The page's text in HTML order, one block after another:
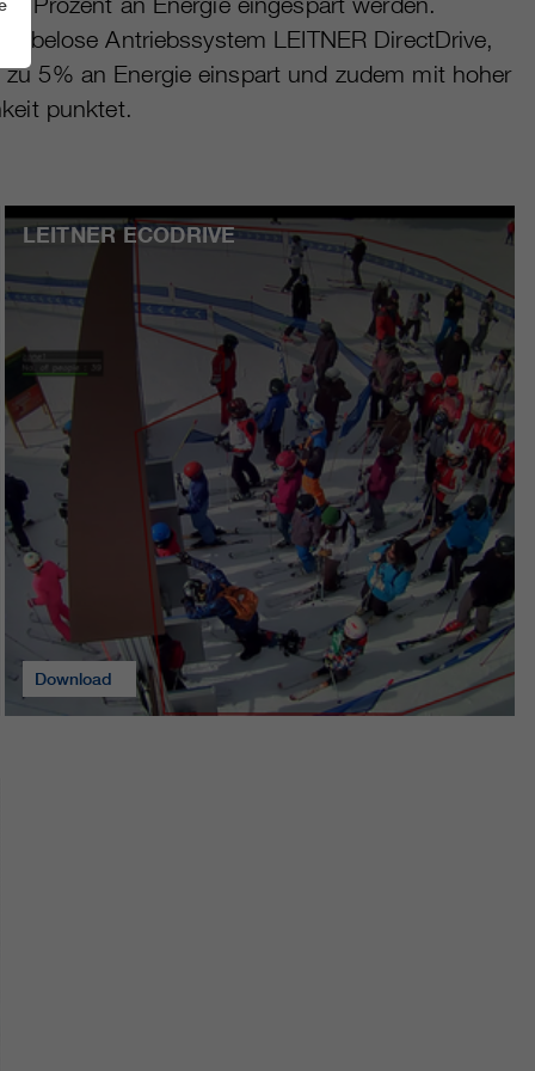
Antriebssystem LEITNER DirectDrive,
5% an Energie einspart und zudem mit hoher
punktet.
LEITNER ECODRIVE
Download